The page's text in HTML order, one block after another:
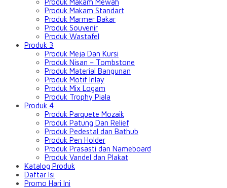
Produk Makam Mewah
Produk Makam Standart
Produk Marmer Bakar
Produk Souvenir
Produk Wastafel
Produk 3
Produk Meja Dan Kursi
Produk Nisan – Tombstone
Produk Material Bangunan
Produk Motif Inlay
Produk Mix Logam
Produk Trophy Piala
Produk 4
Produk Parquete Mozaik
Produk Patung Dan Relief
Produk Pedestal dan Bathub
Produk Pen Holder
Produk Prasasti dan Nameboard
Produk Vandel dan Plakat
Katalog Produk
Daftar Isi
Promo Hari Ini